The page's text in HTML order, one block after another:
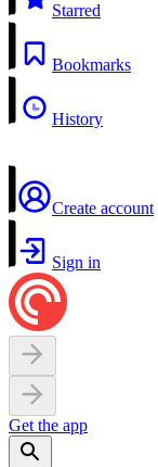
Starred
Bookmarks
History
Create account
Sign in
Get the app